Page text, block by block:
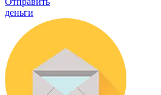
деньги